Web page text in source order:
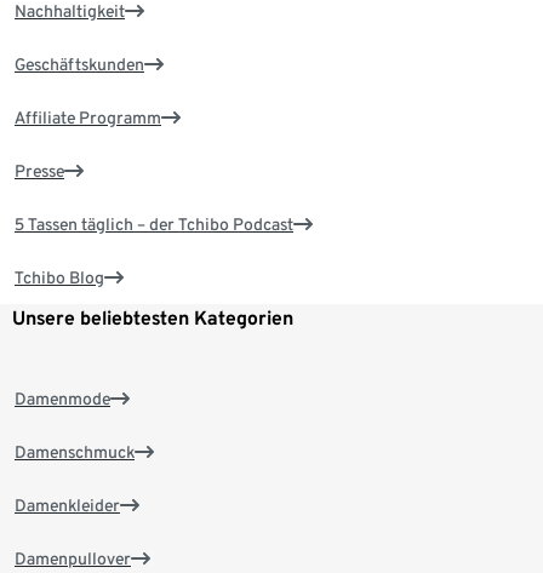
Nachhaltigkeit
Geschäftskunden
Affiliate Programm
Presse
5 Tassen täglich – der Tchibo Podcast
Tchibo Blog
Unsere beliebtesten Kategorien
Damenmode
Damenschmuck
Damenkleider
Damenpullover